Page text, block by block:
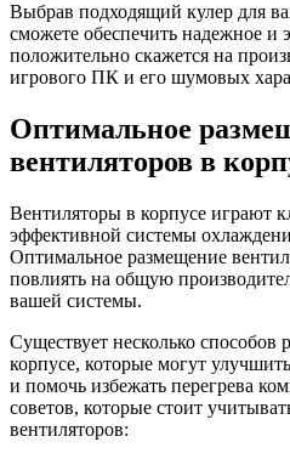
Выбрав подходящий кулер для
сможете обеспечить надежное и
положительно скажется на
игрового ПК и его шумовых
Оптимальное
вентиляторов в
Вентиляторы в корпусе играют
эффективной системы
Оптимальное размещение
повлиять на общую
вашей системы.
Существует несколько способов
корпусе, которые могут
и помочь избежать перегрева
советов, которые стоит
вентиляторов: